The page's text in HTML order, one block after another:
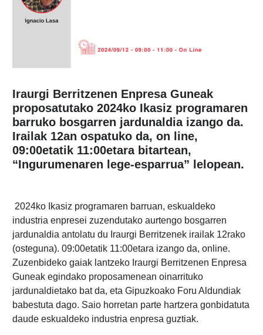
Iraurgi Berritzenen Enpresa Guneak
proposatutako 2024ko Ikasiz programaren
barruko bosgarren jardunaldia izango da.
Irailak 12an ospatuko da, on line,
09:00etatik 11:00etara bitartean,
“Ingurumenaren lege-esparrua” lelopean.
2024ko Ikasiz programaren barruan, eskualdeko
industria enpresei zuzendutako aurtengo bosgarren
jardunaldia antolatu du Iraurgi Berritzenek irailak 12rako
(osteguna). 09:00etatik 11:00etara izango da, online.
Zuzenbideko gaiak lantzeko Iraurgi Berritzenen Enpresa
Guneak egindako proposamenean oinarrituko
jardunaldietako bat da, eta Gipuzkoako Foru Aldundiak
babestuta dago. Saio horretan parte hartzera gonbidatuta
daude eskualdeko industria enpresa guztiak.